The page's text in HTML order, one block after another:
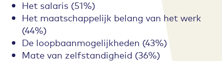
Het salaris (51%)
Het maatschappelijk belang van het werk
(44%)
De loopbaanmogelijkheden (43%)
Mate van zelfstandigheid (36%)